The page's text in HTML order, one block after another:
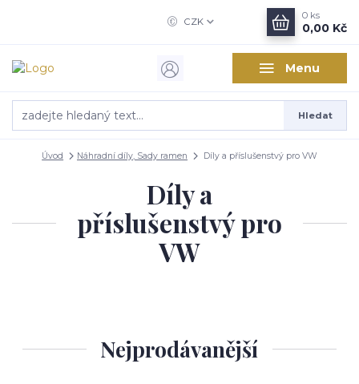
Menu
CZK
Hledat
0 ks
0,00 Kč
Úvod Náhradní díly, Sady ramen Díly a příslušenstvý pro VW
Díly a
příslušenstvý pro
VW
Nejprodávanější